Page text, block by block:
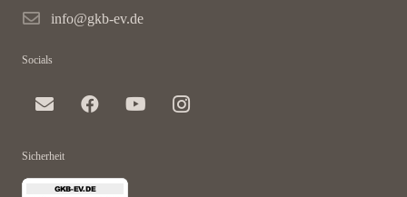
info@gkb-ev.de
Socials
Sicherheit